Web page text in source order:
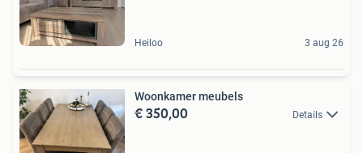
Heiloo 3 aug 26
Woonkamer meubels
€ 350,00 Details